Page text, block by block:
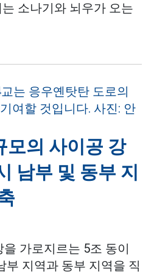
소나기와 뇌우가 오는
모의 사이공 강
남부 및 동부 지
을 가로지르는 5조 동이
부 지역과 동부 지역을 직